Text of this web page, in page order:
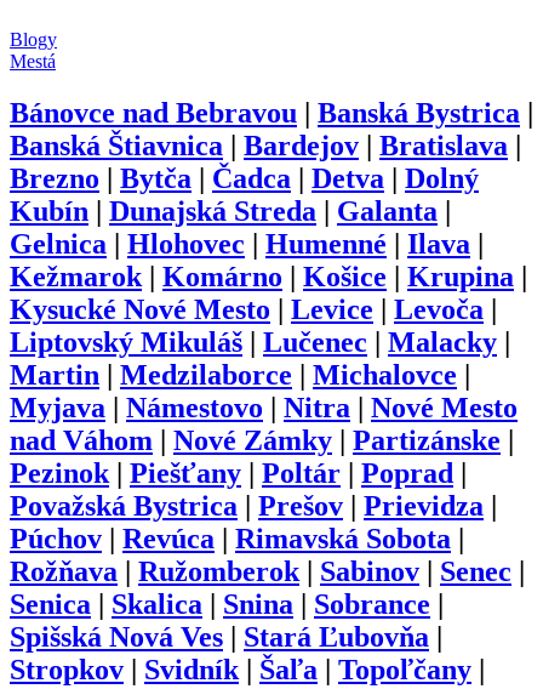
Blogy
Mestá
Bánovce nad Bebravou | Banská Bystrica |
Banská Štiavnica | Bardejov | Bratislava |
Brezno | Bytča | Čadca | Detva | Dolný
Kubín | Dunajská Streda | Galanta |
Gelnica | Hlohovec | Humenné | Ilava |
Kežmarok | Komárno | Košice | Krupina |
Kysucké Nové Mesto | Levice | Levoča |
Liptovský Mikuláš | Lučenec | Malacky |
Martin | Medzilaborce | Michalovce |
Myjava | Námestovo | Nitra | Nové Mesto
nad Váhom | Nové Zámky | Partizánske |
Pezinok | Piešťany | Poltár | Poprad |
Považská Bystrica | Prešov | Prievidza |
Púchov | Revúca | Rimavská Sobota |
Rožňava | Ružomberok | Sabinov | Senec |
Senica | Skalica | Snina | Sobrance |
Spišská Nová Ves | Stará Ľubovňa |
Stropkov | Svidník | Šaľa | Topoľčany |